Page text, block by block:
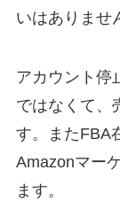
いはありませ
アカウント停
ではなくて、
す。またFBA
Amazonマー
ます。